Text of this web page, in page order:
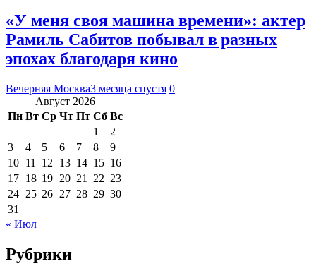
«У меня своя машина времени»: актер
Рамиль Сабитов побывал в разных
эпохах благодаря кино
Вечерняя Москва3 месяца спустя 0
Август 2026
Пн Вт Ср Чт Пт Сб Вс
1
2
3
4 5 6 7 8
9
10 11 12 13 14 15 16
17 18 19 20 21 22 23
24 25 26 27 28 29 30
31
« Июл
Рубрики